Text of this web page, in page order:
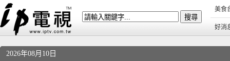
美食
好消
2026年08月10日